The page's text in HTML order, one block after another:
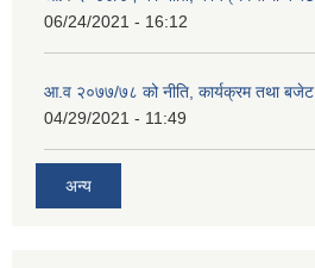
06/24/2021 - 16:12
आ.व २०७७/७८ को नीति, कार्यक्रम तथा बजेट
04/29/2021 - 11:49
अन्य